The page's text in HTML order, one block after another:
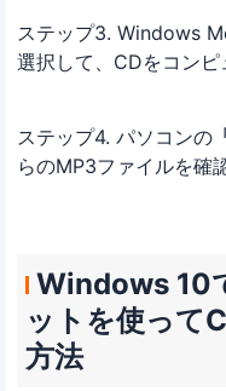
ステップ3. Windows
選択して、CDをコンピ
ステップ4. パソコンの
らのMP3ファイルを確
Windows 10
ットを使って
方法